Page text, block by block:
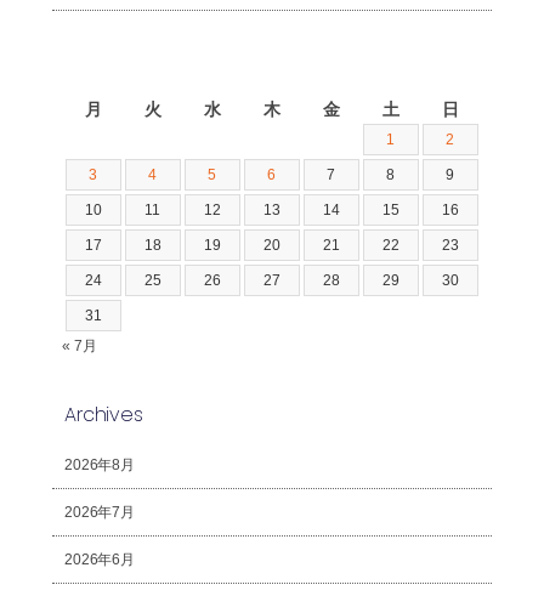
月 火 水 木 金 土 日
1 2
3 4 5 6 7 8 9
10 11 12 13 14 15 16
17 18 19 20 21 22 23
24 25 26 27 28 29 30
31
« 7月
Archives
2026年8月
2026年7月
2026年6月